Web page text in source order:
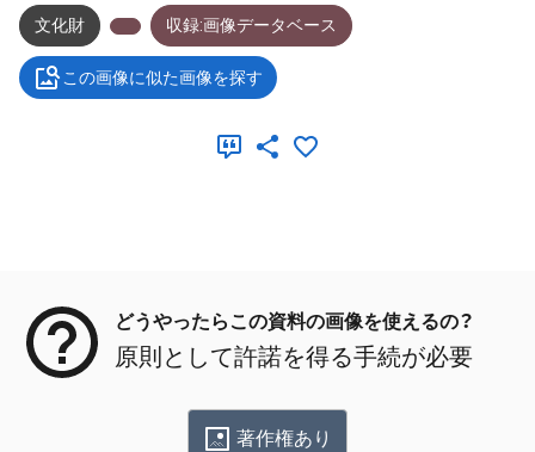
文化財 収録:画像データベース
この画像に似た画像を探す
どうやったらこの資料の画像を使えるの？
原則として許諾を得る手続が必要
著作権あり